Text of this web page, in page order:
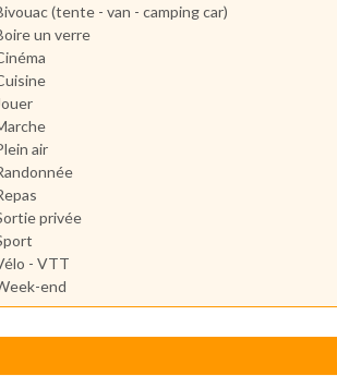
(tente - van - camping car)
un verre
air
privée
- VTT
end